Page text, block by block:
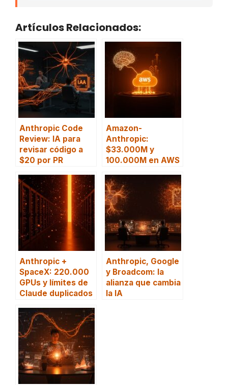
Artículos Relacionados:
Anthropic Code
Review: IA para
revisar código a
$20 por PR
Amazon-
Anthropic:
$33.000M y
100.000M en AWS
Anthropic +
SpaceX: 220.000
GPUs y límites de
Claude duplicados
Anthropic, Google
y Broadcom: la
alianza que cambia
la IA